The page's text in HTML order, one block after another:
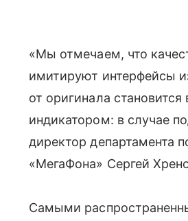
«Мы отмечаем, что
имитируют интерфейсы
от оригинала
индикатором: в случае
директор департамента
«МегаФона» Сергей
Самыми